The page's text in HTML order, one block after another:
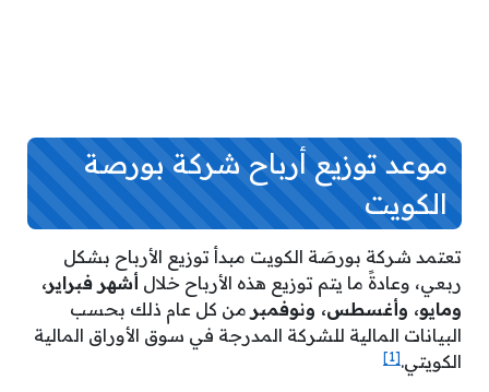
موعد توزيع أرباح شركة بورصة
الكويت
تعتمد شركة بورصَة الكويت مبدأ توزيع الأرباح بشكل
ربعي، وعادةً ما يتم توزيع هذه الأرباح خلال أشهر فبراير،
ومايو، وأغسطس، ونوفمبر من كل عام ذلك بحسب
البيانات المالية للشركة المدرجة في سوق الأوراق المالية
الكويتي.[1]